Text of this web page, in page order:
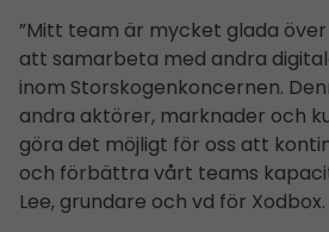
”Mitt team är mycket glada
att samarbeta med andra
inom Storskogenkoncernen.
andra aktörer, marknader och
göra det möjligt för oss att
och förbättra vårt teams
Lee, grundare och vd för Xodbox.